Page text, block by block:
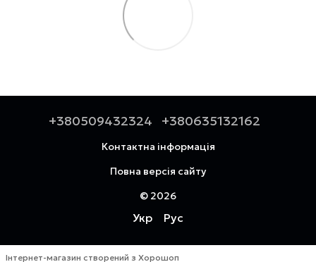
+380509432324 +380635132162
Контактна інформація
Повна версія сайту
© 2026
Укр Рус
Інтернет-магазин створений з Хорошоп